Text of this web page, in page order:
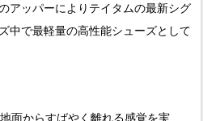
アッパーによりテイタムの最新シグ
中で最軽量の高性能シューズとして
面からすばやく離れる感覚を実